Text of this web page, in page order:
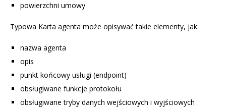
powierzchni umowy
Typowa Karta agenta może opisywać takie elementy, jak:
nazwa agenta
opis
punkt końcowy usługi (endpoint)
obsługiwane funkcje protokołu
obsługiwane tryby danych wejściowych i wyjściowych